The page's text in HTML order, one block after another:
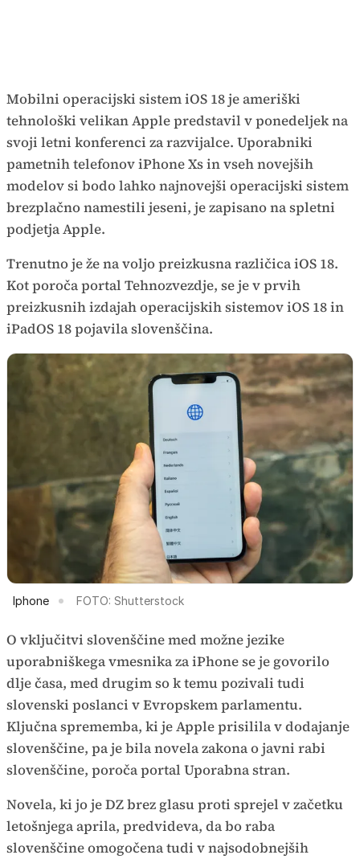
Mobilni operacijski sistem iOS 18 je ameriški
tehnološki velikan Apple predstavil v ponedeljek na
svoji letni konferenci za razvijalce. Uporabniki
pametnih telefonov iPhone Xs in vseh novejših
modelov si bodo lahko najnovejši operacijski sistem
brezplačno namestili jeseni, je zapisano na spletni
podjetja Apple.
Trenutno je že na voljo preizkusna različica iOS 18.
Kot poroča portal Tehnozvezdje, se je v prvih
preizkusnih izdajah operacijskih sistemov iOS 18 in
iPadOS 18 pojavila slovenščina.
Iphone FOTO: Shutterstock
O vključitvi slovenščine med možne jezike
uporabniškega vmesnika za iPhone se je govorilo
dlje časa, med drugim so k temu pozivali tudi
slovenski poslanci v Evropskem parlamentu.
Ključna sprememba, ki je Apple prisilila v dodajanje
slovenščine, pa je bila novela zakona o javni rabi
slovenščine, poroča portal Uporabna stran.
Novela, ki jo je DZ brez glasu proti sprejel v začetku
letošnjega aprila, predvideva, da bo raba
slovenščine omogočena tudi v najsodobnejših